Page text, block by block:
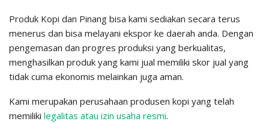
Produk Kopi dan Pinang bisa kami sediakan secara terus
menerus dan bisa melayani ekspor ke daerah anda. Dengan
pengemasan dan progres produksi yang berkualitas,
menghasilkan produk yang kami jual memiliki skor jual yang
tidak cuma ekonomis melainkan juga aman.
Kami merupakan perusahaan produsen kopi yang telah
memiliki legalitas atau izin usaha resmi.